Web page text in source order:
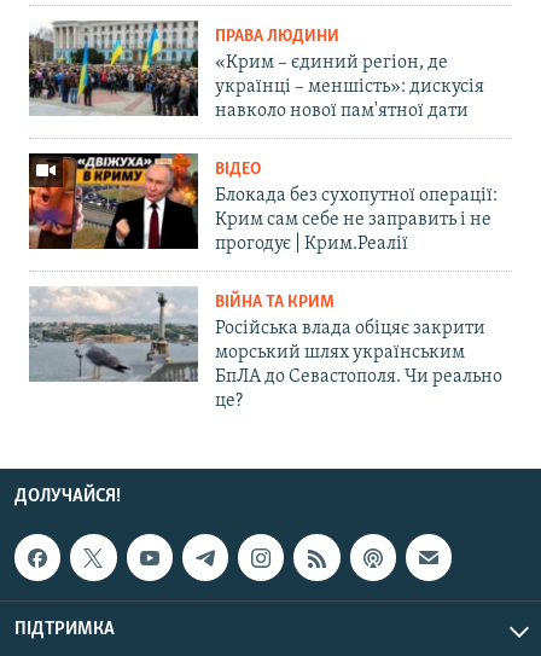
ПРАВА ЛЮДИНИ
«Крим – єдиний регіон, де
українці – меншість»: дискусія
навколо нової пам'ятної дати
ВІДЕО
Блокада без сухопутної операції:
Крим сам себе не заправить і не
прогодує | Крим.Реалії
ВІЙНА ТА КРИМ
Російська влада обіцяє закрити
морський шлях українським
БпЛА до Севастополя. Чи реально
це?
ДОЛУЧАЙСЯ!
ПІДТРИМКА